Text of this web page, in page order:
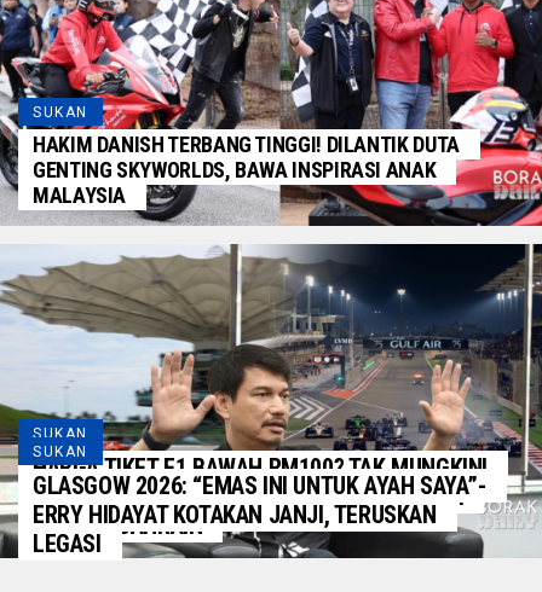
SUKAN
HAKIM DANISH TERBANG TINGGI! DILANTIK DUTA
GENTING SKYWORLDS, BAWA INSPIRASI ANAK
MALAYSIA
SUKAN
HARGA TIKET F1 BAWAH RM100? TAK MUNGKIN!
SIC MASIH BERUNDING, KEPUTUSAN AKHIR DI
TANGAN BAHRAIN
SUKAN
GLASGOW 2026: “EMAS INI UNTUK AYAH SAYA”-
ERRY HIDAYAT KOTAKAN JANJI, TERUSKAN
LEGASI